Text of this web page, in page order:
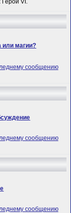
VI.
или магии?